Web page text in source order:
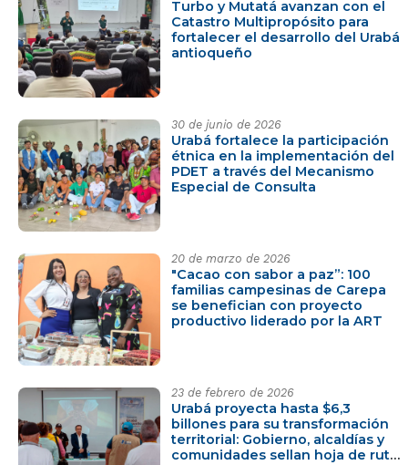
Turbo y Mutatá avanzan con el
Catastro Multipropósito para
fortalecer el desarrollo del Urabá
antioqueño
30 de junio de 2026
Urabá fortalece la participación
étnica en la implementación del
PDET a través del Mecanismo
Especial de Consulta
20 de marzo de 2026
"Cacao con sabor a paz”: 100
familias campesinas de Carepa
se benefician con proyecto
productivo liderado por la ART
23 de febrero de 2026
Urabá proyecta hasta $6,3
billones para su transformación
territorial: Gobierno, alcaldías y
comunidades sellan hoja de ruta